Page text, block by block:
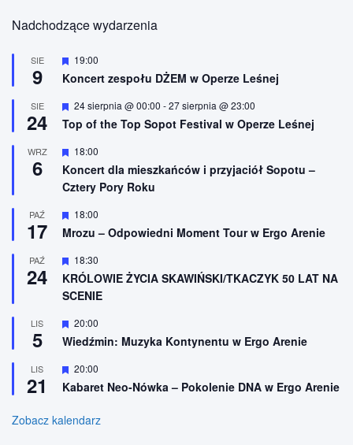
Nadchodzące wydarzenia
SIE
9
W
r
ż
n
o
n
e
19:00
Koncert zespołu DŻEM w Operze Leśnej
SIE
24
W
r
ż
n
o
e
24 sierpnia @ 00:00 -27 sierpnia @ 23:00
Top of the Top Sopot Festival w Operze Leśnej
WRZ
6
W
r
ó
n
o
e
18:00
Koncert dla mieszkańców i przyjaciół Sopotu –
Cztery Pory Roku
PAŹ
17
W
r
ż
n
i
o
e
18:00
Mrozu – Odpowiedni Moment Tour w Ergo Arenie
PAŹ
24
W
y
r
ó
n
i
o
e
18:30
KRÓLOWIE ŻYCIA SKAWIŃSKI/TKACZYK 50 LAT NA
SCENIE
LIS
5
W
y
r
ż
n
n
20:00
Wiedźmin: Muzyka Kontynentu w Ergo Arenie
LIS
21
W
y
r
ż
20:00
Kabaret Neo-Nówka – Pokolenie DNA w Ergo Arenie
Zobacz kalendarz